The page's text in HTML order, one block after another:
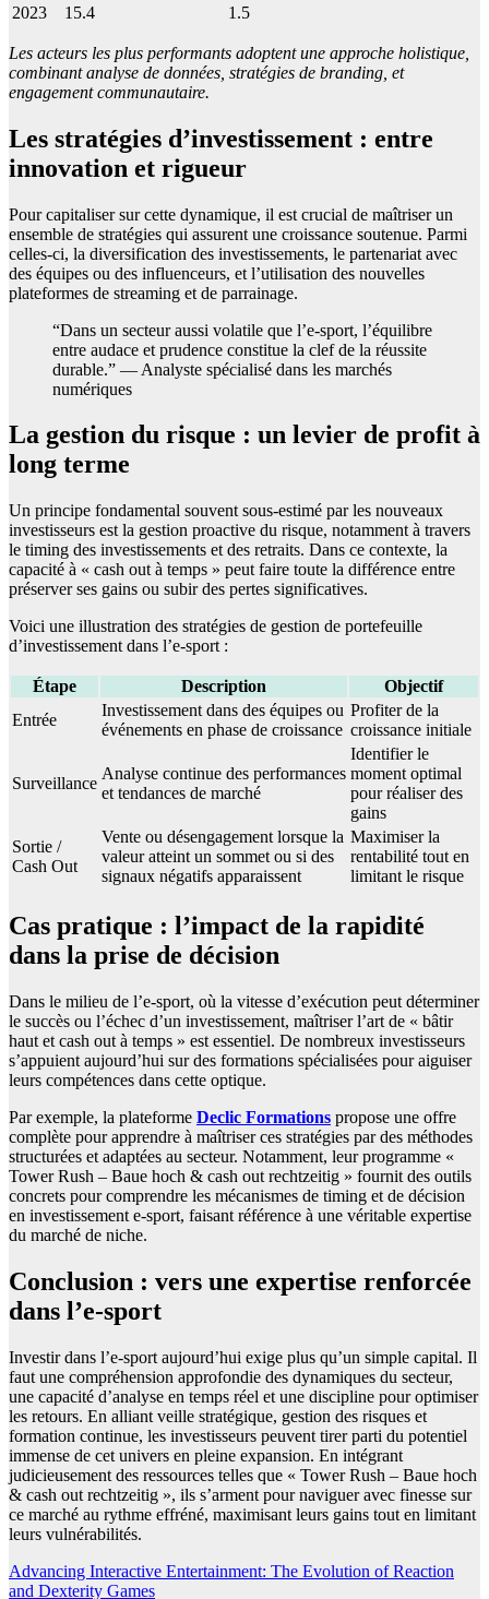
2023
15.4 1.5
Les acteurs les plus performants adoptent une approche holistique,
combinant analyse de données, stratégies de branding, et
engagement communautaire.
Les stratégies d’investissement : entre
innovation et rigueur
Pour capitaliser sur cette dynamique, il est crucial de maîtriser un
ensemble de stratégies qui assurent une croissance soutenue. Parmi
celles-ci, la diversification des investissements, le partenariat avec
des équipes ou des influenceurs, et l’utilisation des nouvelles
plateformes de streaming et de parrainage.
“Dans un secteur aussi volatile que l’e-sport, l’équilibre
entre audace et prudence constitue la clef de la réussite
durable.” — Analyste spécialisé dans les marchés
numériques
La gestion du risque : un levier de profit à
long terme
Un principe fondamental souvent sous-estimé par les nouveaux
investisseurs est la gestion proactive du risque, notamment à travers
le timing des investissements et des retraits. Dans ce contexte, la
capacité à « cash out à temps » peut faire toute la différence entre
préserver ses gains ou subir des pertes significatives.
Voici une illustration des stratégies de gestion de portefeuille
d’investissement dans l’e-sport :
Étape Description
Objectif
Entrée
Investissement dans des équipes ou
événements en phase de croissance
Profiter de la
croissance initiale
Surveillance
Analyse continue des performances
et tendances de marché
Identifier le
moment optimal
pour réaliser des
gains
Sortie /
Cash Out
Vente ou désengagement lorsque la
valeur atteint un sommet ou si des
signaux négatifs apparaissent
Maximiser la
rentabilité tout en
limitant le risque
Cas pratique : l’impact de la rapidité
dans la prise de décision
Dans le milieu de l’e-sport, où la vitesse d’exécution peut déterminer
le succès ou l’échec d’un investissement, maîtriser l’art de « bâtir
haut et cash out à temps » est essentiel. De nombreux investisseurs
s’appuient aujourd’hui sur des formations spécialisées pour aiguiser
leurs compétences dans cette optique.
Par exemple, la plateforme Declic Formations propose une offre
complète pour apprendre à maîtriser ces stratégies par des méthodes
structurées et adaptées au secteur. Notamment, leur programme «
Tower Rush – Baue hoch & cash out rechtzeitig » fournit des outils
concrets pour comprendre les mécanismes de timing et de décision
en investissement e-sport, faisant référence à une véritable expertise
du marché de niche.
Conclusion : vers une expertise renforcée
dans l’e-sport
Investir dans l’e-sport aujourd’hui exige plus qu’un simple capital. Il
faut une compréhension approfondie des dynamiques du secteur,
une capacité d’analyse en temps réel et une discipline pour optimiser
les retours. En alliant veille stratégique, gestion des risques et
formation continue, les investisseurs peuvent tirer parti du potentiel
immense de cet univers en pleine expansion. En intégrant
judicieusement des ressources telles que « Tower Rush – Baue hoch
& cash out rechtzeitig », ils s’arment pour naviguer avec finesse sur
ce marché au rythme effréné, maximisant leurs gains tout en limitant
leurs vulnérabilités.
Post
Advancing Interactive Entertainment: The Evolution of Reaction
and Dexterity Games